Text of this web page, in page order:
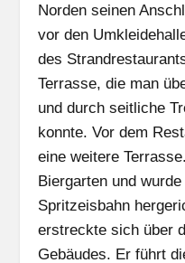
Norden seinen
vor den
des
Terrasse, die man
und durch seitliche
konnte. Vor dem
eine weitere
Biergarten und
Spritzeisbahn
erstreckte sich über
Gebäudes. Er führt